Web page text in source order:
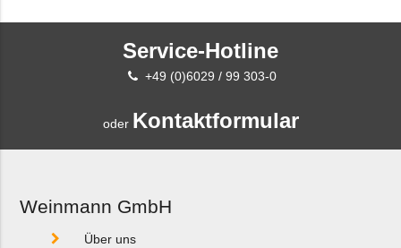
Service-Hotline
+49 (0)6029 / 99 303-0
oder Kontaktformular
Weinmann GmbH
Über uns